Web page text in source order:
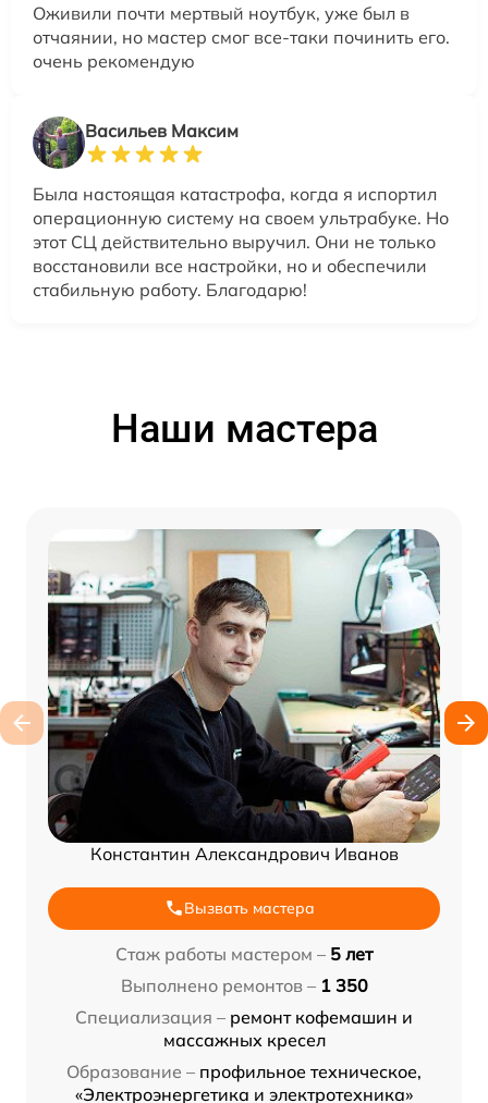
Оживили почти мертвый ноутбук, уже был в
отчаянии, но мастер смог все-таки починить его.
очень рекомендую
Васильев Максим
Была настоящая катастрофа, когда я испортил
операционную систему на своем ультрабуке. Но
этот СЦ действительно выручил. Они не только
восстановили все настройки, но и обеспечили
стабильную работу. Благодарю!
Наши мастера
Константин Александрович Иванов
Вызвать мастера
Стаж работы мастером – 5 лет
Выполнено ремонтов – 1 350
Специализация – ремонт кофемашин и
массажных кресел
Образование – профильное техническое,
«Электроэнергетика и электротехника»